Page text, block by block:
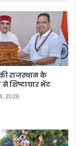
राजस्थान के
से शिष्टाचार भेंट
2026